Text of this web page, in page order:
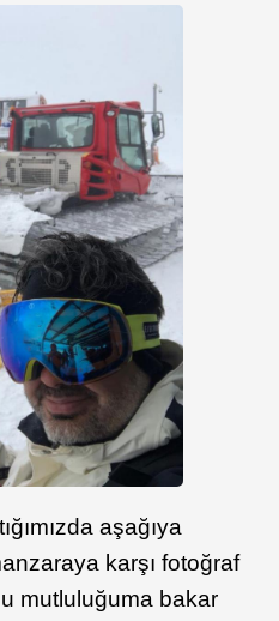
aşağıya
karşı fotoğraf
mutluluğuma bakar